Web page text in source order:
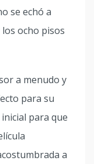
se echó a
ocho pisos
a menudo y
para su
para que
a